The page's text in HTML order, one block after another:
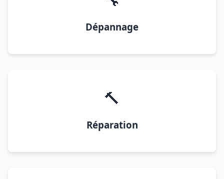
Dépannage
🔨
Réparation